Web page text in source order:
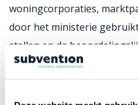
woningcorporaties,
door het ministerie
stellen en de
aan te scherpen. Het is
belangrijke input geeft